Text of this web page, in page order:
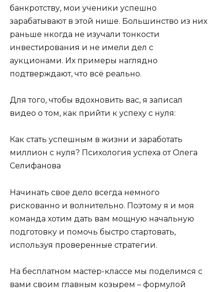
банкротству, мои ученики успешно
зарабатывают в этой нише. Большинство из них
раньше нкогда не изучали тонкости
инвестирования и не имели дел с
аукционами. Их примеры наглядно
подтверждают, что всё реально.
Для того, чтобы вдохновить вас, я записал
видео о том, как прийти к успеху с нуля:
Как стать успешным в жизни и заработать
миллион с нуля? Психология успеха от Олега
Селифанова
Начинать свое дело всегда немного
рискованно и волнительно. Поэтому я и моя
команда хотим дать вам мощную начальную
подготовку и помочь быстро стартовать,
используя проверенные стратегии.
На бесплатном мастер-классе мы поделимся с
вами своим главным козырем – формулой